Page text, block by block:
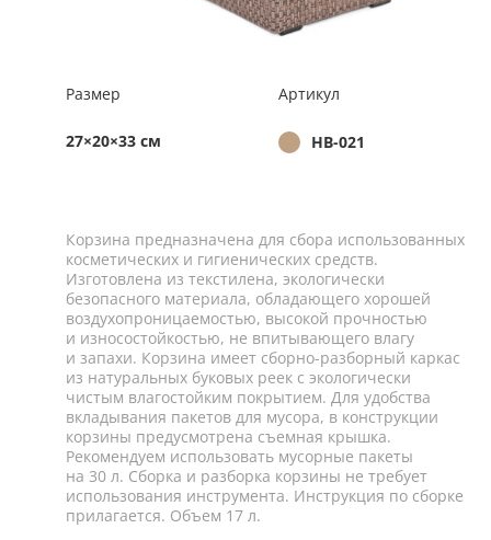
Размер
27×20×33 см
Артикул
HB-021
Корзина предназначена для сбора использованных
косметических и гигиенических средств.
Изготовлена из текстилена, экологически
безопасного материала, обладающего хорошей
воздухопроницаемостью, высокой прочностью
и износостойкостью, не впитывающего влагу
и запахи. Корзина имеет сборно-разборный каркас
из натуральных буковых реек с экологически
чистым влагостойким покрытием. Для удобства
вкладывания пакетов для мусора, в конструкции
корзины предусмотрена съемная крышка.
Рекомендуем использовать мусорные пакеты
на 30 л. Сборка и разборка корзины не требует
использования инструмента. Инструкция по сборке
прилагается. Объем 17 л.